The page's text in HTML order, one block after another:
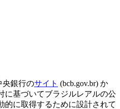
央銀行のサイト (bcb.gov.br) か
に基づいてブラジルレアルの公
的に取得するために設計されて